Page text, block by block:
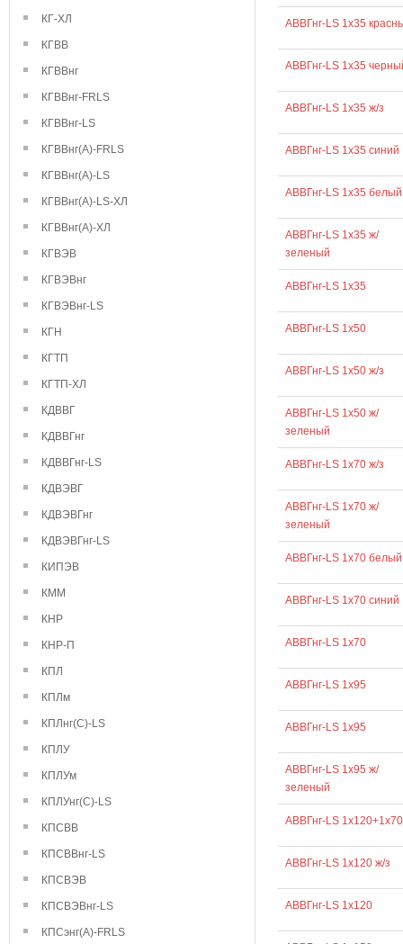
КГ-ХЛ
КГВВ
КГВВнг
КГВВнг-FRLS
КГВВнг-LS
КГВВнг(А)-FRLS
КГВВнг(А)-LS
КГВВнг(А)-LS-ХЛ
КГВВнг(А)-ХЛ
КГВЭВ
КГВЭВнг
КГВЭВнг-LS
КГН
КГТП
КГТП-ХЛ
КДВВГ
КДВВГнг
КДВВГнг-LS
КДВЭВГ
КДВЭВГнг
КДВЭВГнг-LS
КИПЭВ
КММ
КНР
КНР-П
КПЛ
КПЛм
КПЛнг(С)-LS
КПЛУ
КПЛУм
КПЛУнг(С)-LS
КПСВВ
КПСВВнг-LS
КПСВЭВ
КПСВЭВнг-LS
КПСэнг(А)-FRLS
АВВГнг-LS 1х35
АВВГнг-LS 1х35
АВВГнг-LS 1х35 ж/з
АВВГнг-LS 1х35 синий
АВВГнг-LS 1х35 белый
АВВГнг-LS 1х35 ж/
зеленый
АВВГнг-LS 1х35
АВВГнг-LS 1х50
АВВГнг-LS 1х50 ж/з
АВВГнг-LS 1х50 ж/
зеленый
АВВГнг-LS 1х70 ж/з
АВВГнг-LS 1х70 ж/
зеленый
АВВГнг-LS 1х70 белый
АВВГнг-LS 1х70 синий
АВВГнг-LS 1х70
АВВГнг-LS 1х95
АВВГнг-LS 1x95
АВВГнг-LS 1х95 ж/
зеленый
АВВГнг-LS 1х120+1х70
АВВГнг-LS 1х120 ж/з
АВВГнг-LS 1х120